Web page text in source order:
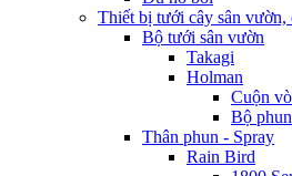
Thiết bị tưới cây sân vườn,
Bộ tưới sân vườn
Takagi
Holman
Cuộn
Bộ
Thân phun - Spray
Rain Bird